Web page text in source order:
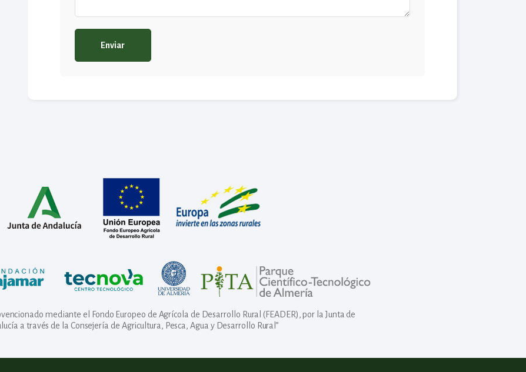
Enviar
mediante el Fondo Europeo de Agrícola de Desarrollo Rural (FEADER), por la Junta de
a través de la Consejería de Agricultura, Pesca, Agua y Desarrollo Rural”